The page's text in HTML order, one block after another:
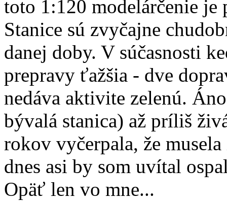
toto 1:120 modelárčenie
Stanice sú zvyčajne
danej doby. V súčasnosti
prepravy ťažšia - dve
nedáva aktivite zelenú.
bývalá stanica) až príliš
rokov vyčerpala, že
dnes asi by som uvítal
Opäť len vo mne...